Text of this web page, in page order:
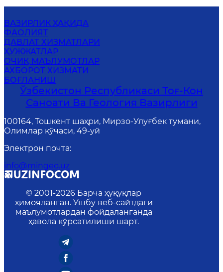
ВАЗИРЛИК ҲАҚИДА
ФАОЛИЯТ
ДАВЛАТ ХИЗМАТЛАРИ
ҲУЖЖАТЛАР
ОЧИҚ МАЪЛУМОТЛАР
АХБОРОТ ХИЗМАТИ
БОҒЛАНИШ
Ўзбекистон Республикаси Тоғ-Кон
Саноати Ва Геология Вазирлиги
100164, Тошкент шаҳри, Мирзо-Улуғбек тумани,
Олимлар кўчаси, 49-уй
Электрон почта:
info@mingeo.uz
© 2001-2026 Барча ҳуқуқлар
ҳимояланган. Ушбу веб-сайтдаги
маълумотлардан фойдаланганда
ҳавола кўрсатилиши шарт.